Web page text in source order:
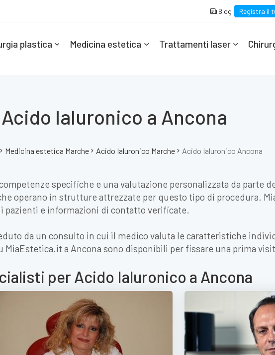
Blog Registra il
plastica Medicina estetica Trattamenti laser
Ialuronico a Ancona
Medicina estetica Marche Acido Ialuronico Marche Acido Ialuronico Ancona
specifiche e una valutazione personalizzata da parte
operano in strutture attrezzate per questo tipo di procedura.
pazienti e informazioni di contatto verificate.
da un consulto in cui il medico valuta le caratteristiche
a Ancona sono disponibili per fissare una prima
per Acido Ialuronico a Ancona